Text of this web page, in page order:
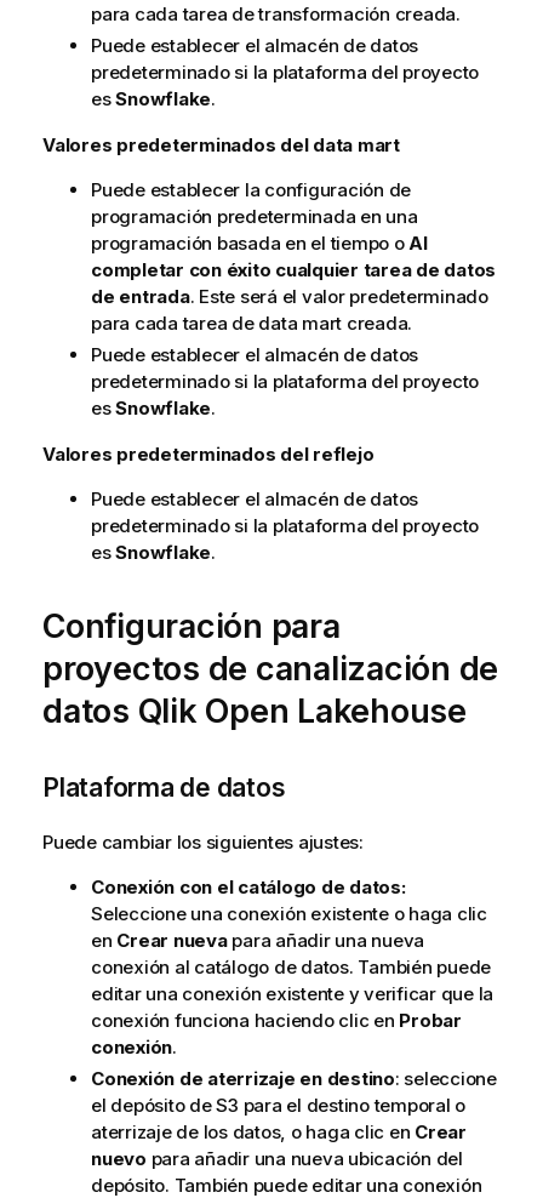
para cada tarea de transformación creada.
Puede establecer el almacén de datos
predeterminado si la plataforma del proyecto
esSnowflake.
Valores predeterminados del data mart
Puede establecer la configuración de
programación predeterminada en una
programación basada en el tiempo o Al
completar con éxito cualquier tarea de datos
de entrada. Este será el valor predeterminado
para cada tarea de data mart creada.
Puede establecer el almacén de datos
predeterminado si la plataforma del proyecto
esSnowflake.
Valores predeterminados del reflejo
Puede establecer el almacén de datos
predeterminado si la plataforma del proyecto
esSnowflake.
Configuración para
proyectos de canalización de
datos Qlik Open Lakehouse
Plataforma de datos
Puede cambiar los siguientes ajustes:
Conexión con el catálogo de datos:
Seleccione una conexión existente o haga clic
en Crear nuevapara añadir una nueva
conexión al catálogo de datos. También puede
editar una conexión existente y verificar que la
conexión funciona haciendo clic en Probar
conexión.
Conexión de aterrizaje en destino: seleccione
el depósito de S3 para el destino temporal o
aterrizaje de los datos, o haga clic en Crear
nuevo para añadir una nueva ubicación del
depósito. También puede editar una conexión